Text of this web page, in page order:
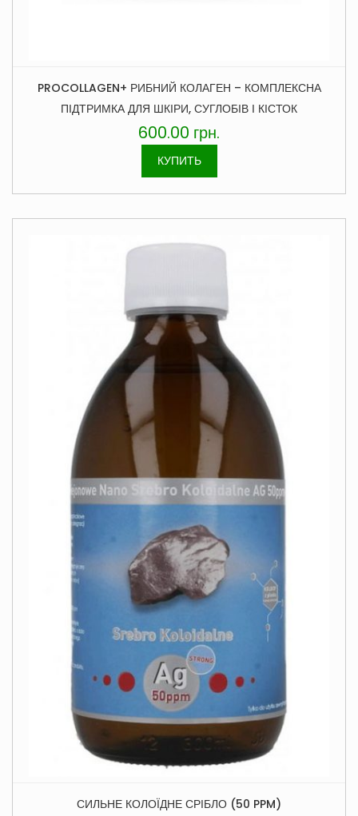
PROCOLLAGEN+ РИБНИЙ КОЛАГЕН – КОМПЛЕКСНА
ПІДТРИМКА ДЛЯ ШКІРИ, СУГЛОБІВ І КІСТОК
600.00 грн.
КУПИТЬ
СИЛЬНЕ КОЛОЇДНЕ СРІБЛО (50 PPM)